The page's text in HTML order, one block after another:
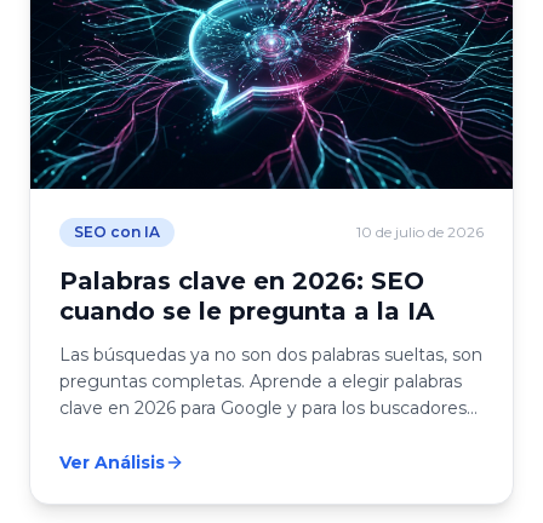
SEO con IA 10 de julio de 2026
Palabras clave en 2026: SEO
cuando se le pregunta a la IA
Las búsquedas ya no son dos palabras sueltas, son
preguntas completas. Aprende a elegir palabras
clave en 2026 para Google y para los buscadores
Ver Análisis